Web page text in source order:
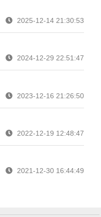
2025-12-14 21:30:53
2024-12-29 22:51:47
2023-12-16 21:26:50
2022-12-19 12:48:47
2021-12-30 16:44:49